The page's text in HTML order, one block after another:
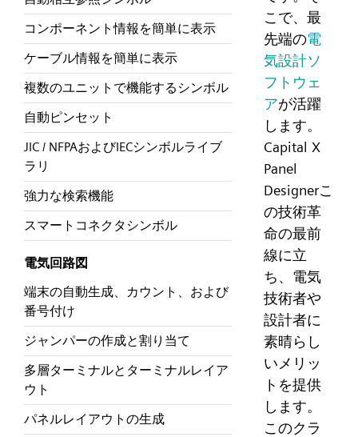
コンポーネント情報を簡単に表示
ケーブル情報を簡単に表示
複数のユニットで機能するシンボル
自動ピンセット
JIC / NFPAおよびIECシンボルライブ
ラリ
強力な検索機能
スマートコネクタシンボル
電気回路図
端末の自動生成、カウント、および
番号付け
ジャンパーの作成と割り当て
多層ターミナルとターミナルレイア
ウト
パネルレイアウトの生成
こで、最
先端の電
気設計ソ
フトウェ
アが活躍
します。
Capital X
Panel
Designerこ
の技術革
命の最前
線に立
ち、電気
技術者や
設計者に
素晴らし
いメリッ
トを提供
します。
このクラ